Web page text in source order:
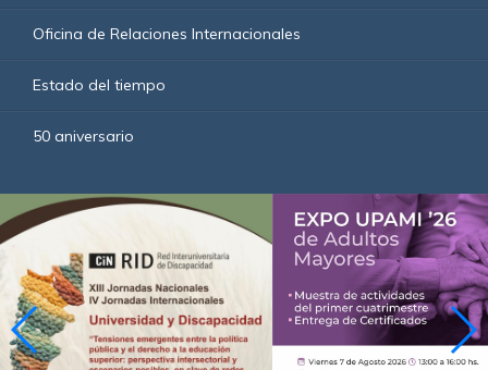
Oficina de Relaciones Internacionales
Estado del tiempo
50 aniversario